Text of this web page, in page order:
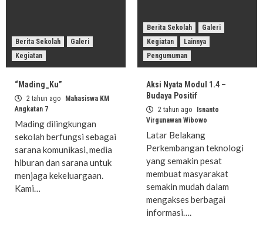
Berita Sekolah
Galeri
Kegiatan
“Mading_Ku”
2 tahun ago
Mahasiswa KM
Angkatan 7
Mading dilingkungan
sekolah berfungsi sebagai
sarana komunikasi, media
hiburan dan sarana untuk
menjaga kekeluargaan.
Kami…
Berita Sekolah
Galeri
Kegiatan
Lainnya
Pengumuman
Aksi Nyata Modul 1.4 –
Budaya Positif
2 tahun ago
Isnanto
Virgunawan Wibowo
Latar Belakang
Perkembangan teknologi
yang semakin pesat
membuat masyarakat
semakin mudah dalam
mengakses berbagai
informasi….